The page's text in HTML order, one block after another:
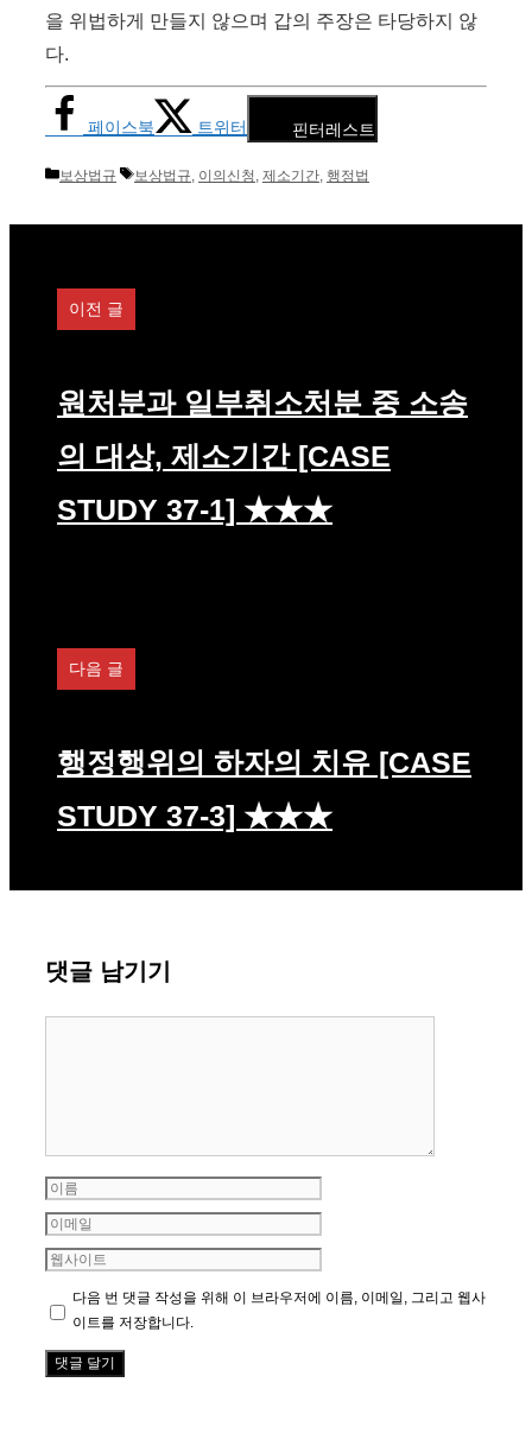
을 위법하게 만들지 않으며 갑의 주장은 타당하지 않
다.
페이스북 트위터 핀터레스트
카
고
보상법규
태
보상법규, 이의신청, 제소기간, 행정법
이전 글
원처분과 일부취소처분 중 소송
의 대상, 제소기간 [CASE
STUDY 37-1] ★★★
다음 글
행정행위의 하자의 치유 [CASE
STUDY 37-3] ★★★
댓글 남기기
이
름
이
메
일
웹
이
다음 번 댓글 작성을 위해 이 브라우저에 이름, 이메일, 그리고 웹사
이트를 저장합니다.